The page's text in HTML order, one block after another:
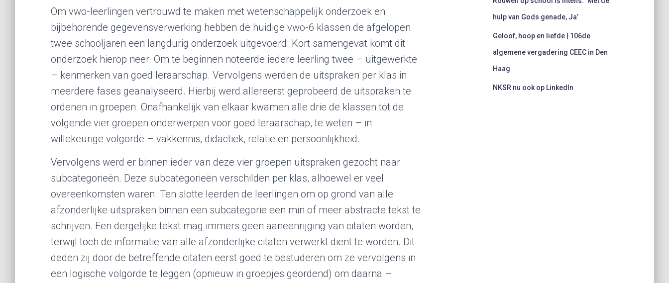
Om vwo-leerlingen vertrouwd te maken met wetenschappelijk onderzoek en
bijbehorende gegevensverwerking hebben de huidige vwo-6 klassen de afgelopen
twee schooljaren een langdurig onderzoek uitgevoerd. Kort samengevat komt dit
onderzoek hierop neer. Om te beginnen noteerde iedere leerling twee – uitgewerkte
– kenmerken van goed leraarschap. Vervolgens werden de uitspraken per klas in
meerdere fases geanalyseerd. Hierbij werd allereerst geprobeerd de uitspraken te
ordenen in groepen. Onafhankelijk van elkaar kwamen alle drie de klassen tot de
volgende vier groepen onderwerpen voor goed leraarschap, te weten – in
willekeurige volgorde – vakkennis, didactiek, relatie en persoonlijkheid.
Vervolgens werd er binnen ieder van deze vier groepen uitspraken gezocht naar
subcategorieën. Deze subcategorieën verschilden per klas, alhoewel er veel
overeenkomsten waren. Ten slotte leerden de leerlingen om op grond van alle
afzonderlijke uitspraken binnen een subcategorie een min of meer abstracte tekst te
schrijven. Een dergelijke tekst mag immers geen aaneenrijging van citaten worden,
terwijl toch de informatie van alle afzonderlijke citaten verwerkt dient te worden. Dit
deden zij door de betreffende citaten eerst goed te bestuderen om ze vervolgens in
een logische volgorde te leggen (opnieuw in groepjes geordend) om daarna –
hulp van Gods genade, Ja’
Geloof, hoop en liefde | 106de
algemene vergadering CEEC in Den
Haag
NKSR nu ook op LinkedIn